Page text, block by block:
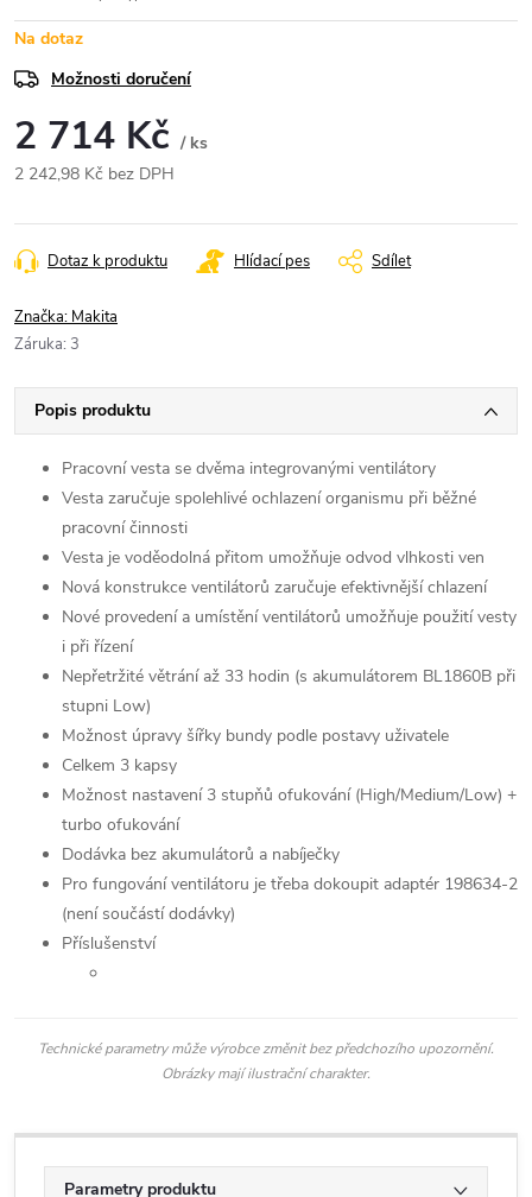
Na dotaz
Možnosti doručení
2 714 Kč / ks
2 242,98 Kč bez DPH
cena:
Dotaz k produktu Hlídací pes Sdílet
Značka: Makita
Záruka: 3
Popis produktu
Pracovní vesta se dvěma integrovanými ventilátory
Vesta zaručuje spolehlivé ochlazení organismu při běžné
pracovní činnosti
Vesta je voděodolná přitom umožňuje odvod vlhkosti ven
Nová konstrukce ventilátorů zaručuje efektivnější chlazení
Nové provedení a umístění ventilátorů umožňuje použití vesty
i při řízení
Nepřetržité větrání až 33 hodin (s akumulátorem BL1860B při
stupni Low)
Možnost úpravy šířky bundy podle postavy uživatele
Celkem 3 kapsy
Možnost nastavení 3 stupňů ofukování (High/Medium/Low) +
turbo ofukování
Dodávka bez akumulátorů a nabíječky
Pro fungování ventilátoru je třeba dokoupit adaptér 198634-2
(není součástí dodávky)
Příslušenství
Technické parametry může výrobce změnit bez předchozího upozornění.
Obrázky mají ilustrační charakter.
Parametry produktu